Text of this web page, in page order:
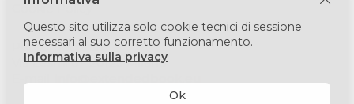
Cookie Policy
Puntomedia srl
Via Lesmi 6 - 20123 Milano
Questo sito utilizza solo cookie tecnici di sessione
necessari al suo corretto funzionamento.
Informativa sulla privacy
Ok